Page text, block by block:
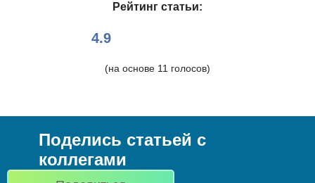
Рейтинг статьи:
4.9
(на основе 11 голосов)
Поделись статьей с
коллегами